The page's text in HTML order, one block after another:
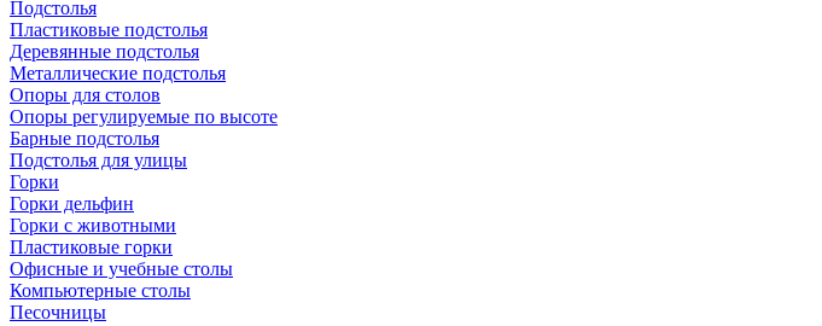
Подстолья
Пластиковые подстолья
Деревянные подстолья
Металлические подстолья
Опоры для столов
Опоры регулируемые по высоте
Барные подстолья
Подстолья для улицы
Горки
Горки дельфин
Горки с животными
Пластиковые горки
Офисные и учебные столы
Компьютерные столы
Песочницы